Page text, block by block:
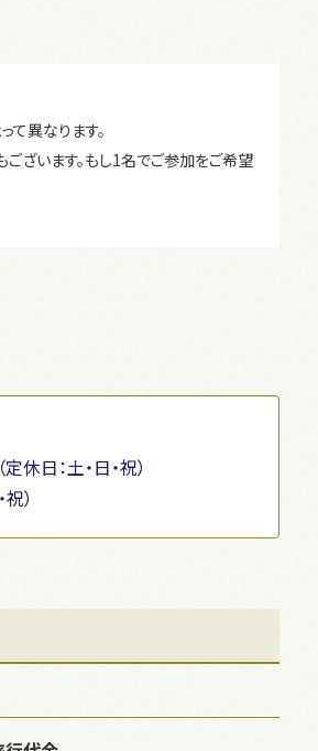
異なります。
ざいます。もし1名でご参加をご希望
日：土・日・祝）
）